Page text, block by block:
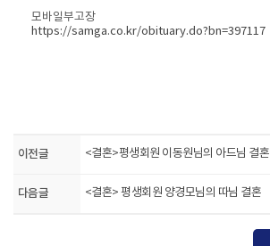
모바일부고장
https://samga.co.kr/obituary.do?bn=397117
이전글 <결혼>평생회원 이동원님의 아드님 결혼
다음글 <결혼> 평생회원 양경모님의 따님 결혼